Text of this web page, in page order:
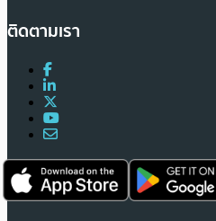
ติดตามเรา